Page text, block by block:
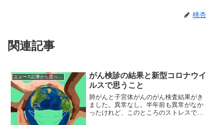
桃杏
関連記事
がん検診の結果と新型コロナウイ
ルスで思うこと
肺がんと子宮体がんのがん検査結果がき
ました。異常なし。半年前も異常がなか
ったけれど、このところのストレスで、